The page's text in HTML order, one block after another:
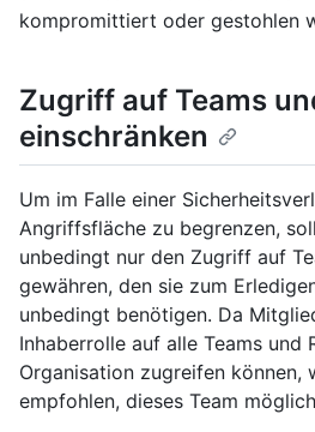
kompromittiert oder gestohlen
Zugriff auf Teams
einschränken
Um im Falle einer
Angriffsfläche zu begrenzen,
unbedingt nur den Zugriff auf
gewähren, den sie zum
unbedingt benötigen. Da
Inhaberrolle auf alle Teams und
Organisation zugreifen können,
empfohlen, dieses Team